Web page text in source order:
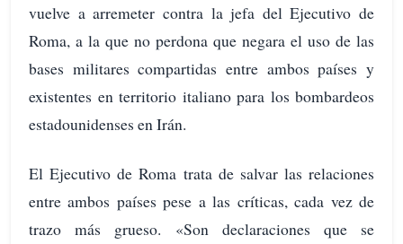
vuelve a arremeter contra la jefa del Ejecutivo de
Roma, a la que no perdona que negara el uso de las
bases militares compartidas entre ambos países y
existentes en territorio italiano para los bombardeos
estadounidenses en Irán.
El Ejecutivo de Roma trata de salvar las relaciones
entre ambos países pese a las críticas, cada vez de
trazo más grueso. «Son declaraciones que se